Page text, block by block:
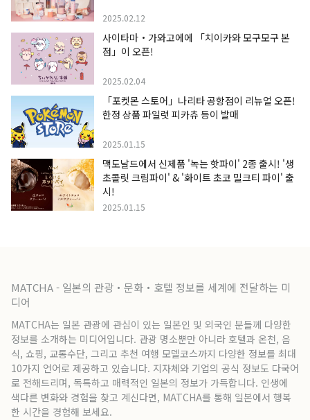
2025.02.12
사이타마・가와고에에 「치이카와 모구모구 본
점」이 오픈!
2025.02.04
「포켓몬 스토어」나리타 공항점이 리뉴얼 오픈!
한정 상품 파일럿 피카츄 등이 발매
2025.01.15
맥도날드에서 신제품 '녹는 핫파이' 2종 출시! '생
초콜릿 크림파이' & '화이트 초코 밀크티 파이' 출
시!
2025.01.15
MATCHA - 일본의 관광・문화・호텔 정보를 세계에 전달하는 미
디어
MATCHA는 일본 관광에 관심이 있는 일본인 및 외국인 분들께 다양한
정보를 소개하는 미디어입니다. 관광 명소뿐만 아니라 호텔과 온천, 음
식, 쇼핑, 교통수단, 그리고 추천 여행 모델코스까지 다양한 정보를 최대
10가지 언어로 제공하고 있습니다. 지자체와 기업의 공식 정보도 다국어
로 전해드리며, 독특하고 매력적인 일본의 정보가 가득합니다. 인생에
색다른 변화와 경험을 찾고 계신다면, MATCHA를 통해 일본에서 행복
한 시간을 경험해 보세요.